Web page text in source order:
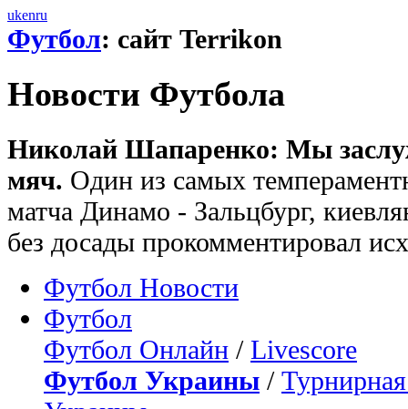
ukenru
Футбол: сайт Terrikon
Новости Футбола
Николай Шапаренко: Мы
мяч. Один из самых
матча Динамо - Зальцбург,
без досады прокомментировал
Футбол Новости
Футбол
Футбол Онлайн / Livescore
Футбол Украины /